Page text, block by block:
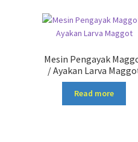
Mesin Pengayak
/ Ayakan Larva
Read more